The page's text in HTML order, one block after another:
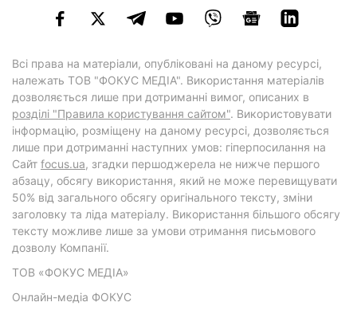
Всі права на матеріали, опубліковані на даному ресурсі,
належать ТОВ "ФОКУС МЕДІА". Використання матеріалів
дозволяється лише при дотриманні вимог, описаних в
розділі "Правила користування сайтом". Використовувати
інформацію, розміщену на даному ресурсі, дозволяється
лише при дотриманні наступних умов: гіперпосилання на
Cайт focus.ua, згадки першоджерела не нижче першого
абзацу, обсягу використання, який не може перевищувати
50% від загального обсягу оригінального тексту, зміни
заголовку та ліда матеріалу. Використання більшого обсягу
тексту можливе лише за умови отримання письмового
дозволу Компанії.
ТОВ «ФОКУС МЕДІА»
Онлайн-медіа ФОКУС